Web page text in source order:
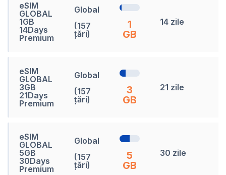
eSIM
GLOBAL
1GB
14Days
Premium
Global
(157
țări)
1
GB
14 zile
eSIM
GLOBAL
3GB
21Days
Premium
Global
(157
țări)
3
GB
21 zile
eSIM
GLOBAL
5GB
30Days
Premium
Global
(157
țări)
5
GB
30 zile